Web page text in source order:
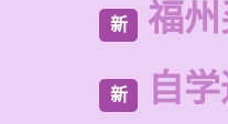
新 福
新 自